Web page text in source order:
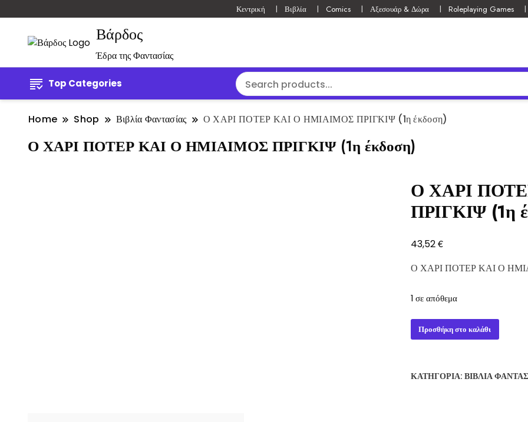
Κεντρική Βιβλία Comics Αξεσουάρ & Δώρα Roleplaying Games
Βάρδος
Έδρα της Φαντασίας
Top Categories
Home Shop Βιβλία Φαντασίας Ο ΧΑΡΙ ΠΟΤΕΡ ΚΑΙ Ο ΗΜΙΑΙΜΟΣ ΠΡΙΓΚΙΨ (1η έκδοση)
Ο ΧΑΡΙ ΠΟΤΕΡ ΚΑΙ Ο ΗΜΙΑΙΜΟΣ ΠΡΙΓΚΙΨ (1η έκδοση)
Ο ΧΑΡΙ
ΠΡΙΓΚΙΨ (1η
43,52€
Ο ΧΑΡΙ ΠΟΤΕΡ ΚΑΙ Ο
1 σε απόθεμα
ΧΑΡΙ
Ο
Προσθήκη στο καλάθι
ΚΑΤΗΓΟΡΊΑ: ΒΙΒΛΊΑ